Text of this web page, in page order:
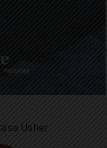
Usher